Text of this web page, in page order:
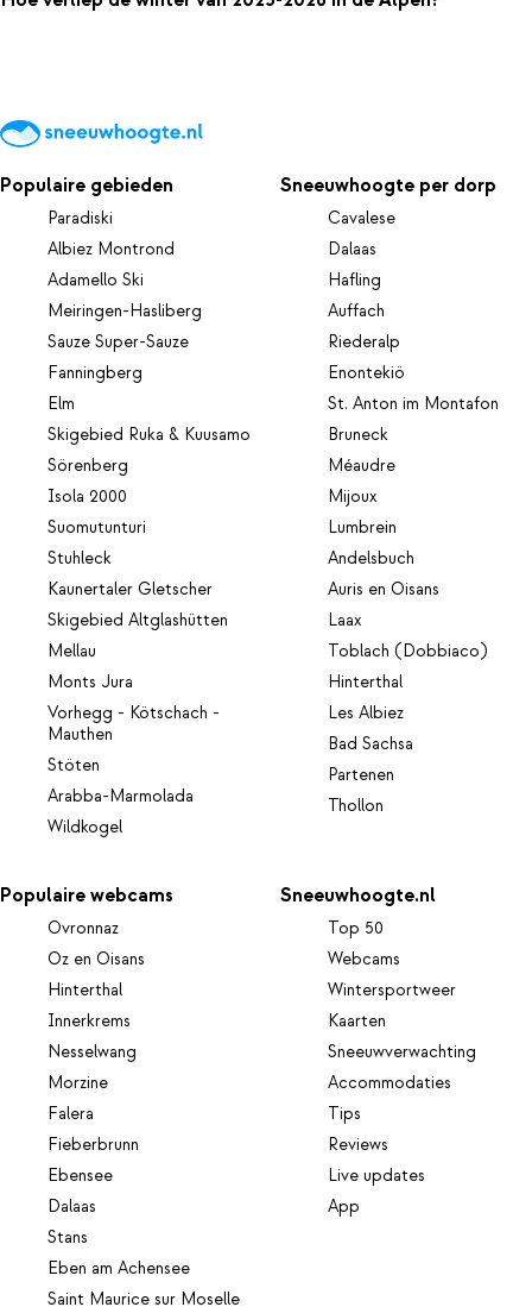
Populaire gebieden
Paradiski
Albiez Montrond
Adamello Ski
Meiringen-Hasliberg
Sauze Super-Sauze
Fanningberg
Elm
Skigebied Ruka & Kuusamo
Sörenberg
Isola 2000
Suomutunturi
Stuhleck
Kaunertaler Gletscher
Skigebied Altglashütten
Mellau
Monts Jura
Vorhegg - Kötschach -
Mauthen
Stöten
Arabba-Marmolada
Wildkogel
Sneeuwhoogte per dorp
Cavalese
Dalaas
Hafling
Auffach
Riederalp
Enontekiö
St. Anton im Montafon
Bruneck
Méaudre
Mijoux
Lumbrein
Andelsbuch
Auris en Oisans
Laax
Toblach (Dobbiaco)
Hinterthal
Les Albiez
Bad Sachsa
Partenen
Thollon
Populaire webcams
Ovronnaz
Oz en Oisans
Hinterthal
Innerkrems
Nesselwang
Morzine
Falera
Fieberbrunn
Ebensee
Dalaas
Stans
Eben am Achensee
Saint Maurice sur Moselle
Sneeuwhoogte.nl
Top 50
Webcams
Wintersportweer
Kaarten
Sneeuwverwachting
Accommodaties
Tips
Reviews
Live updates
App